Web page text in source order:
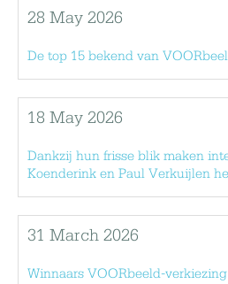
28 May 2026
De top 15 bekend van
18 May 2026
Dankzij hun frisse blik maken
Koenderink en Paul Verkuijlen
31 March 2026
Winnaars VOORbeeld-